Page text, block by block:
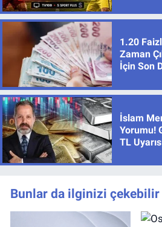
1.20
Zaman
İçin Son
İslam
Yorumu!
TL
Bunlar da ilginizi çekebilir